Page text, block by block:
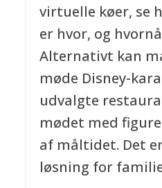
virtuelle køer, se
er hvor, og
Alternativt kan
møde Disney-
udvalgte
mødet med
af måltidet. Det
løsning for